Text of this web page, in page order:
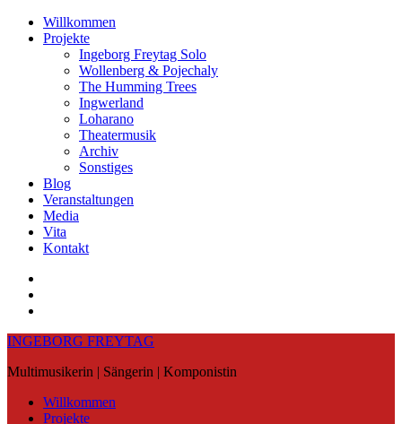
Skip
Willkommen
Projekte
Ingeborg Freytag Solo
Wollenberg & Pojechaly
The Humming Trees
Ingwerland
Loharano
Theatermusik
Archiv
Sonstiges
Blog
Veranstaltungen
Media
Vita
Kontakt
INGEBORG FREYTAG
Multimusikerin | Sängerin | Komponistin
Willkommen
Projekte